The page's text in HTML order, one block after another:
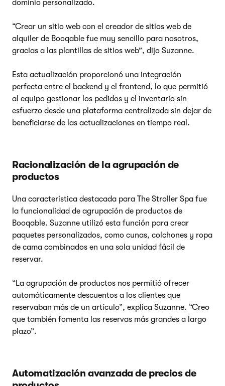
dominio personalizado.
“Crear un sitio web con el creador de sitios web de
alquiler de Booqable fue muy sencillo para nosotros,
gracias a las plantillas de sitios web”, dijo Suzanne.
Esta actualización proporcionó una integración
perfecta entre el backend y el frontend, lo que permitió
al equipo gestionar los pedidos y el inventario sin
esfuerzo desde una plataforma centralizada sin dejar de
beneficiarse de las actualizaciones en tiempo real.
Racionalización de la agrupación de
productos
Una característica destacada para The Stroller Spa fue
la funcionalidad de agrupación de productos de
Booqable. Suzanne utilizó esta función para crear
paquetes personalizados, como cunas, colchones y ropa
de cama combinados en una sola unidad fácil de
reservar.
“La agrupación de productos nos permitió ofrecer
automáticamente descuentos a los clientes que
reservaban más de un artículo”, explica Suzanne. “Creo
que también fomenta las reservas más grandes a largo
plazo”.
Automatización avanzada de precios de